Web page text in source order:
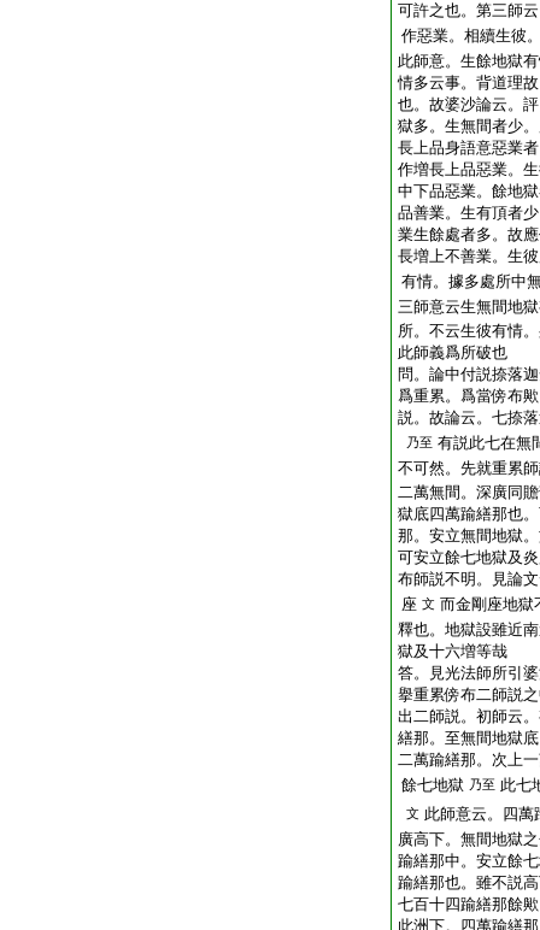
可許之也。第三師
作惡業。相續生彼
此師意。生餘地獄
情多云事。背道理
也。故婆沙論云。
獄多。生無間者少
長上品身語意惡業
作増長上品惡業。
中下品惡業。餘地
品善業。生有頂者
業生餘處者多。故
長増上不善業。生
有情。據多處所中
三師意云生無間地
所。不云生彼有情
此師義爲所破也
問。論中付説捺落
爲重累。爲當傍布歟
説。故論云。七捺
乃至 有説此七在無
不可然。先就重累
二萬無間。深廣同
獄底四萬踰繕那也
那。安立無間地獄
可安立餘七地獄及
布師説不明。見論
座 文 而金剛座地獄
釋也。地獄設雖近
獄及十六増等哉
答。見光法師所引
擧重累傍布二師説
出二師説。初師云
繕那。至無間地獄
二萬踰繕那。次上
餘七地獄 乃至 此七
文 此師意云。四萬
廣高下。無間地獄
踰繕那中。安立餘
踰繕那也。雖不説
七百十四踰繕那餘
此洲下。四萬踰繕